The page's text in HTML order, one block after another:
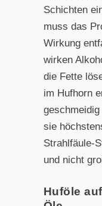
Schichten
muss das
Wirkung
wirken
die Fette
im Hufhorn
sie
Strahlfäule-
und nicht
Huföle